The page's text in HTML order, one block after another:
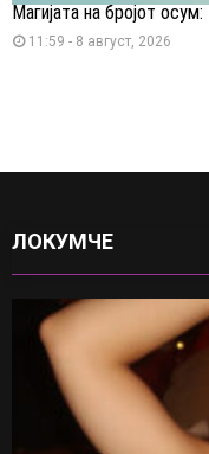
Магијата на бројот
11:59 - 8 август, 2026
ЛОКУМЧЕ